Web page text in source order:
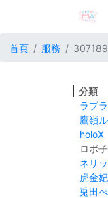
首頁 服務
分類
ラプ
鷹嶺
holoX
ロボ
ネリ
虎金
兎田